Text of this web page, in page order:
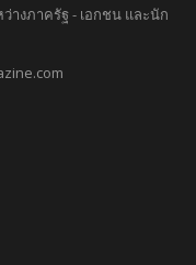
างภาครัฐ - เอกชน และนัก